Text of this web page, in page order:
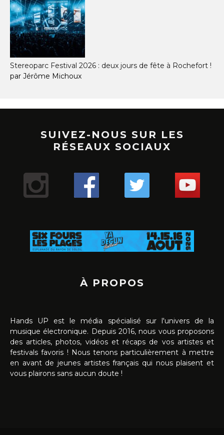
Stereoparc Festival 2026 : deux jours de fête à Rochefort !
par Jérôme Michoux
SUIVEZ-NOUS SUR LES
RÉSEAUX SOCIAUX
À PROPOS
Hands UP est le média spécialisé sur l'univers de la
musique électronique. Depuis 2016, nous vous proposons
des articles, photos, vidéos et récaps de vos artistes et
festivals favoris ! Nous tenons particulièrement à mettre
en avant de jeunes artistes français qui nous plaisent et
vous plairons sans aucun doute !